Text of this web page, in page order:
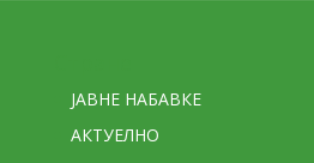
ЈАВНЕ НАБАВКЕ
АКТУЕЛНО